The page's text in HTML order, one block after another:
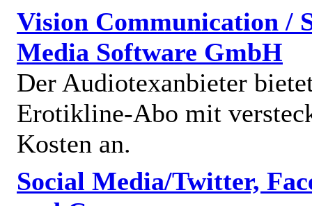
Vision Communication /
Media Software GmbH
Der Audiotexanbieter
Erotikline-Abo mit
Kosten an.
Social Media/Twitter,